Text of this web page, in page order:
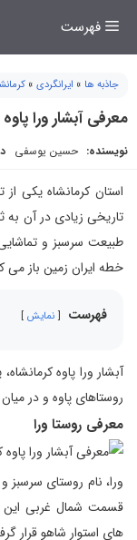
فهرست
جاذبه ها » ایرانگردی »
معرفی آبشار ورا
نویسنده: حسین یوسفی
استان کرمانشاه یکی
تاریخی زیادی در آن به
طبیعت سرسبز و
خطه ایران زمین باز می
فهرست نمایش
آبشار ورا پاوه
روستاهای پاوه و در
معرفی روستا ورا
قسمت شمال غربی این
های استوار شاهو قرار گرفته و نزدیک به